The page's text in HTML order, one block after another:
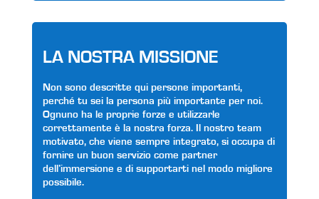
LA NOSTRA MISSIONE
Non sono descritte qui persone importanti,
perché tu sei la persona più importante per noi.
Ognuno ha le proprie forze e utilizzarle
correttamente è la nostra forza. Il nostro team
motivato, che viene sempre integrato, si occupa di
fornire un buon servizio come partner
dell’immersione e di supportarti nel modo migliore
possibile.